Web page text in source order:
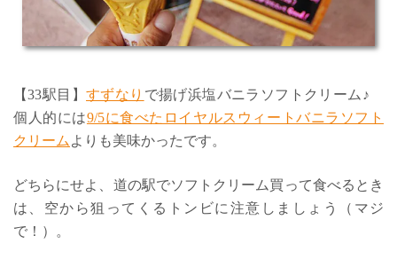
【33駅目】 すずなり で揚げ浜塩バニラソフトクリーム♪
個人的には9/5に食べたロイヤルスウィートバニラソフト
クリーム よりも美味かったです。
どちらにせよ、道の駅でソフトクリーム買って食べるとき
は、空から狙ってくるトンビに注意しましょう（マジ
で！）。